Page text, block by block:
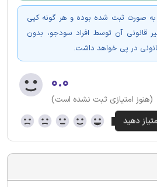
به صورت ثبت شده بوده و هر گونه کپی
قانونی آن توسط افراد سودجو، بدون
در پی خواهد داشت.
۰.۰
(هنوز امتیازی ثبت نشده است)